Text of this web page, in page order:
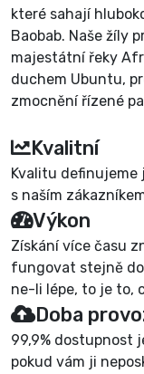
které sahají
Baobab. Naše žíly
majestátní řeky
duchem Ubuntu,
zmocnění řízené
Kvalitní
Kvalitu definujeme
s naším
Výkon
Získání více času
fungovat stejně
ne-li lépe, to je to,
Doba
99,9% dostupnost
pokud vám ji